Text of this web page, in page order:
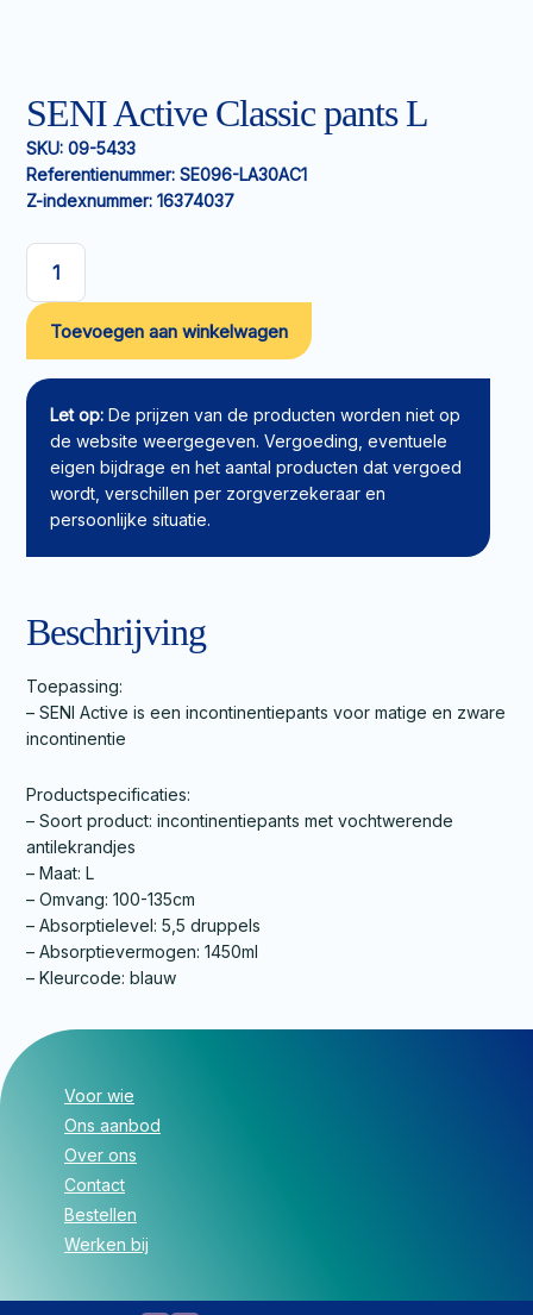
SENI Active Classic pants L
SKU: 09-5433
Referentienummer: SE096-LA30AC1
Z-indexnummer: 16374037
SENI
Active
Classic
pants
L
aantal
Toevoegen aan winkelwagen
Let op: De prijzen van de producten worden niet op
de website weergegeven. Vergoeding, eventuele
eigen bijdrage en het aantal producten dat vergoed
wordt, verschillen per zorgverzekeraar en
persoonlijke situatie.
Beschrijving
Toepassing:
– SENI Active is een incontinentiepants voor matige en zware
incontinentie
Productspecificaties:
– Soort product: incontinentiepants met vochtwerende
antilekrandjes
– Maat: L
– Omvang: 100-135cm
– Absorptielevel: 5,5 druppels
– Absorptievermogen: 1450ml
– Kleurcode: blauw
Voor wie
Ons aanbod
Over ons
Contact
Bestellen
Werken bij